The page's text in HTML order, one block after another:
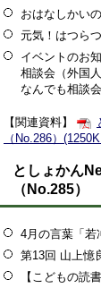
おはなしかい
元気！はつら
イベントのお
相談会（外国
なんでも相談会
【関連資料】
（No.286）
としょかん
（No.285）
4月の言葉「若
第13回 山上憶
【こどもの読